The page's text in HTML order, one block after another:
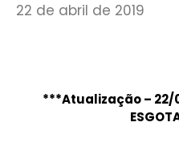
22 de abril de 2019
***Atualização – 22/